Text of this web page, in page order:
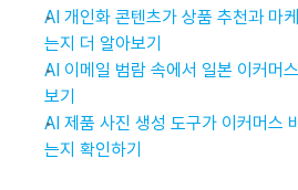
AI 개인화 콘텐츠가 상품 추천과 마
는지 더 알아보기
AI 이메일 범람 속에서 일본 이커머
보기
AI 제품 사진 생성 도구가 이커머스
는지 확인하기